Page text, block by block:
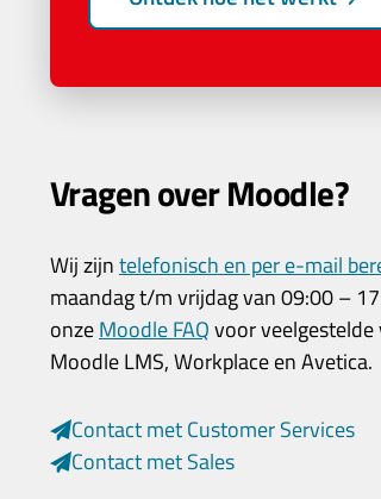
Vragen over Moodle?
Wij zijntelefonisch en per e-mail
maandag t/m vrijdag van 09:00 –
onzeMoodle FAQvoor
Moodle LMS, Workplace en Avetica.
Contact met Customer Services
Contact met Sales